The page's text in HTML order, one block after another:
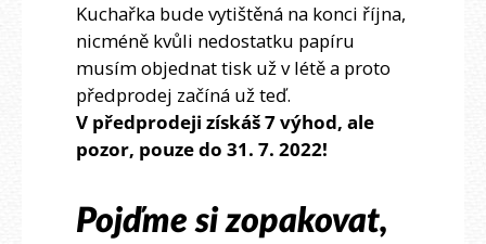
Kuchařka bude vytištěná na konci října,
nicméně kvůli nedostatku papíru
musím objednat tisk už v létě a proto
předprodej začíná už teď.
V předprodeji získáš 7 výhod, ale
pozor, pouze do 31. 7. 2022!
Pojďme si zopakovat,